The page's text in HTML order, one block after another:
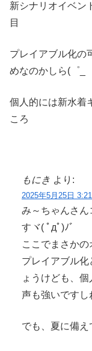
新シナリオイベン
目
プレイアブル化の
めなのかしら(゜_
個人的には新水着
ころ
もにき より:
2025年5月25日
み～ちゃんさん
すヾ( ﾟдﾟ)ﾉ゛
ここでまさかの
プレイアブル
ょうけども、
声も強いですし
でも、夏に備え